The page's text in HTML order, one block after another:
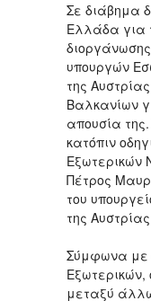
Σε διάβημα
Ελλάδα για
υπουργών
της
Βαλκανίων
απουσία
κατόπιν
Εξωτερικών
Πέτρος
του
της
Σύμφωνα με
Εξωτερικών,
μεταξύ